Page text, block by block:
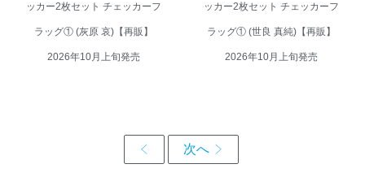
ッカー2枚セット チェッカーフ
ラッグ① (灰原 哀)【再販】
2026年10月上旬発売
ッカー2枚セット チェッカーフ
ラッグ① (世良 真純)【再販】
2026年10月上旬発売